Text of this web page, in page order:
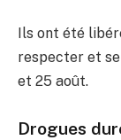
Ils ont été
respecter et
et 25 août.
Drogues